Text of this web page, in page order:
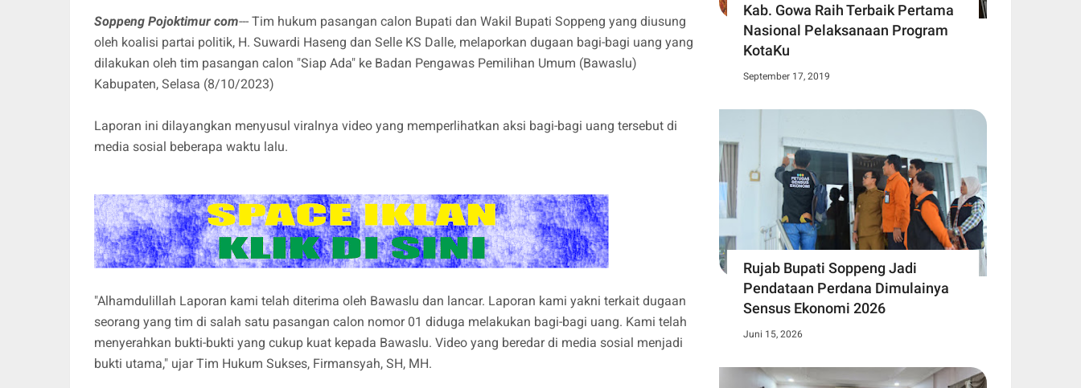
Soppeng Pojoktimur com--- Tim hukum pasangan calon Bupati dan Wakil Bupati Soppeng yang diusung
oleh koalisi partai politik, H. Suwardi Haseng dan Selle KS Dalle, melaporkan dugaan bagi-bagi uang yang
dilakukan oleh tim pasangan calon "Siap Ada" ke Badan Pengawas Pemilihan Umum (Bawaslu)
Kabupaten, Selasa (8/10/2023)
Laporan ini dilayangkan menyusul viralnya video yang memperlihatkan aksi bagi-bagi uang tersebut di
media sosial beberapa waktu lalu.
"Alhamdulillah Laporan kami telah diterima oleh Bawaslu dan lancar. Laporan kami yakni terkait dugaan
seorang yang tim di salah satu pasangan calon nomor 01 diduga melakukan bagi-bagi uang. Kami telah
menyerahkan bukti-bukti yang cukup kuat kepada Bawaslu. Video yang beredar di media sosial menjadi
bukti utama," ujar Tim Hukum Sukses, Firmansyah, SH, MH.
Kab. Gowa Raih Terbaik Pertama
Nasional Pelaksanaan Program
KotaKu
September 17, 2019
Rujab Bupati Soppeng Jadi
Pendataan Perdana Dimulainya
Sensus Ekonomi 2026
Juni 15, 2026